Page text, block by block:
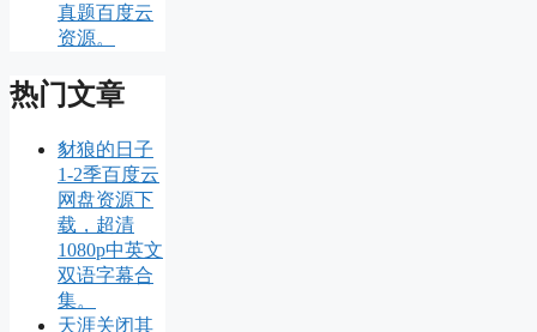
真题百度云
资源。
热门文章
豺狼的日子
1-2季百度云
网盘资源下
载，超清
1080p中英文
双语字幕合
集。
天涯关闭其